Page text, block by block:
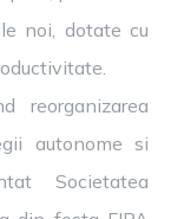
noi, dotate cu
reorganizarea
autonome si
Societatea